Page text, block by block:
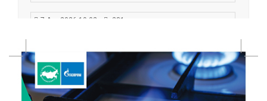
7 Авг 2026 19:02 281
область запускает масштабный экопроект
7 Авг 2026 18:52 566